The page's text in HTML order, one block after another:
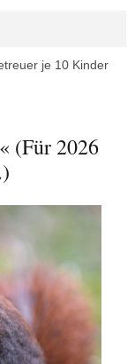
je 10 Kinder
(Für 2026